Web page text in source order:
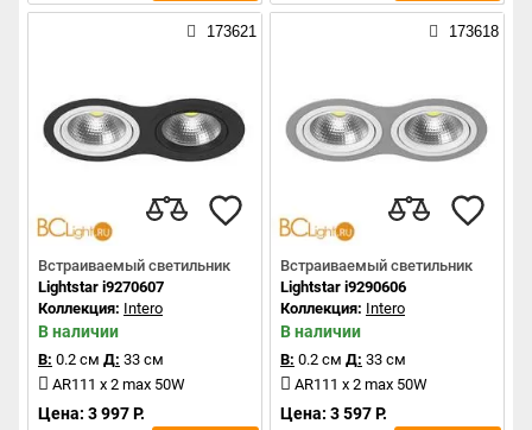
173621
Встраиваемый светильник
Lightstar i9270607
Коллекция: Intero
В наличии
В: 0.2 см Д: 33 см
AR111 x 2 max 50W
Цена: 3 997 Р.
173618
Встраиваемый светильник
Lightstar i9290606
Коллекция: Intero
В наличии
В: 0.2 см Д: 33 см
AR111 x 2 max 50W
Цена: 3 597 Р.